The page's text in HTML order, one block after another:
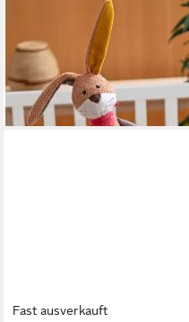
Kuscheltier Patchwork
Sweety für Babys und Kinder
Unisex (1-St)
34,99 €
lieferbar - in 3-4 Werktagen bei dir
Fast ausverkauft